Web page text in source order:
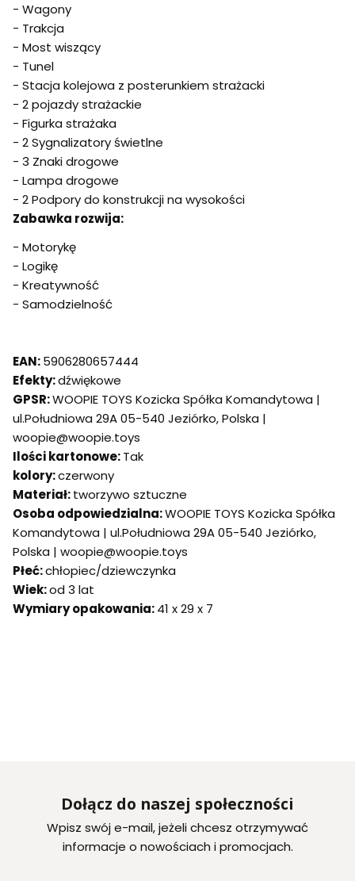
- Wagony
- Trakcja
- Most wiszący
- Tunel
- Stacja kolejowa z posterunkiem strażacki
- 2 pojazdy strażackie
- Figurka strażaka
- 2 Sygnalizatory świetlne
- 3 Znaki drogowe
- Lampa drogowe
- 2 Podpory do konstrukcji na wysokości
Zabawka rozwija:
- Motorykę
- Logikę
- Kreatywność
- Samodzielność
EAN:5906280657444
Efekty:dźwiękowe
GPSR:WOOPIE TOYS Kozicka Spółka Komandytowa |
ul.Południowa 29A 05-540 Jeziórko, Polska |
woopie@woopie.toys
Ilości kartonowe:Tak
kolory:czerwony
Materiał:tworzywo sztuczne
Osoba odpowiedzialna:WOOPIE TOYS Kozicka Spółka
Komandytowa | ul.Południowa 29A 05-540 Jeziórko,
Polska | woopie@woopie.toys
Płeć:chłopiec/dziewczynka
Wiek:od 3 lat
Wymiary opakowania:41 x 29 x 7
Dołącz do naszej społeczności
Wpisz swój e-mail, jeżeli chcesz otrzymywać
informacje o nowościach i promocjach.